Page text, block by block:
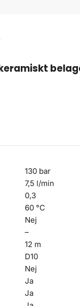
130 bar
7,5 l/min
0,3
60 °C
Nej
–
12 m
D10
Nej
Ja
Ja